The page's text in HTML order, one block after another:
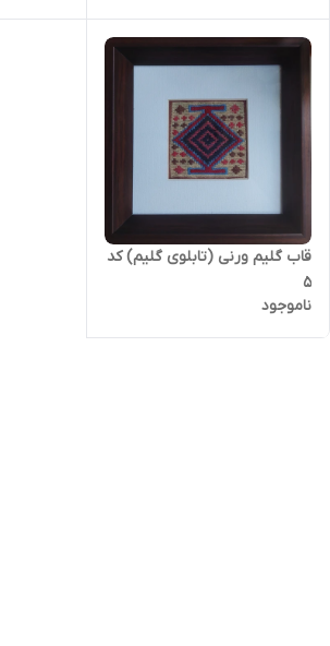
قاب گلیم ورنی (تابلوی گلیم) کد
5
ناموجود